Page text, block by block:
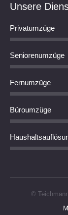
Unsere
Privatumzüge
Seniorenumzüge
Fernumzüge
Büroumzüge
©